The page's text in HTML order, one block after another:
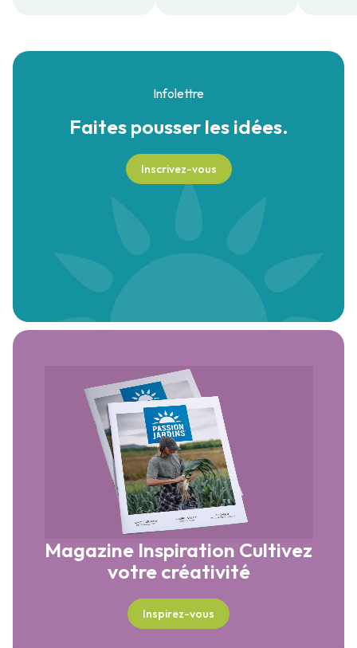
Infolettre
Faites pousserles idées.
Inscrivez-vous
Magazine Inspiration Cultivez
votre créativité
Inspirez-vous